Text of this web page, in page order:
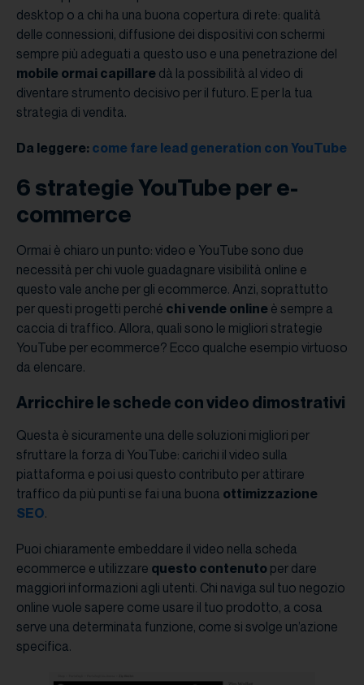
desktop o a chi ha una buona copertura di rete: qualità
delle connessioni, diffusione dei dispositivi con schermi
sempre più adeguati a questo uso e una penetrazione del
mobile ormai capillare dà la possibilità al video di
diventare strumento decisivo per il futuro. E per la tua
strategia di vendita.
Da leggere: come fare lead generation con YouTube
6 strategie YouTube per e-
commerce
Ormai è chiaro un punto: video e YouTube sono due
necessità per chi vuole guadagnare visibilità online e
questo vale anche per gli ecommerce. Anzi, soprattutto
per questi progetti perché chi vende online è sempre a
caccia di traffico. Allora, quali sono le migliori strategie
YouTube per ecommerce? Ecco qualche esempio virtuoso
da elencare.
Arricchire le schede con video dimostrativi
Questa è sicuramente una delle soluzioni migliori per
sfruttare la forza di YouTube: carichi il video sulla
piattaforma e poi usi questo contributo per attirare
traffico da più punti se fai una buona ottimizzazione
SEO.
Puoi chiaramente embeddare il video nella scheda
ecommerce e utilizzare questo contenuto per dare
maggiori informazioni agli utenti. Chi naviga sul tuo negozio
online vuole sapere come usare il tuo prodotto, a cosa
serve una determinata funzione, come si svolge un’azione
specifica.